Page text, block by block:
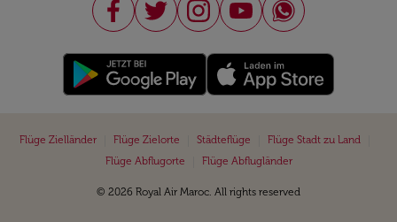
Flüge Zielländer Flüge Zielorte Städteflüge Flüge Stadt zu Land
Flüge Abflugorte
Flüge Abflugländer
© 2026 Royal Air Maroc. All rights reserved